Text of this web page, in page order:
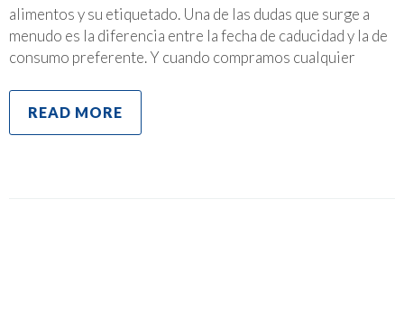
alimentos y su etiquetado. Una de las dudas que surge a
menudo es la diferencia entre la fecha de caducidad y la de
consumo preferente. Y cuando compramos cualquier
READ MORE